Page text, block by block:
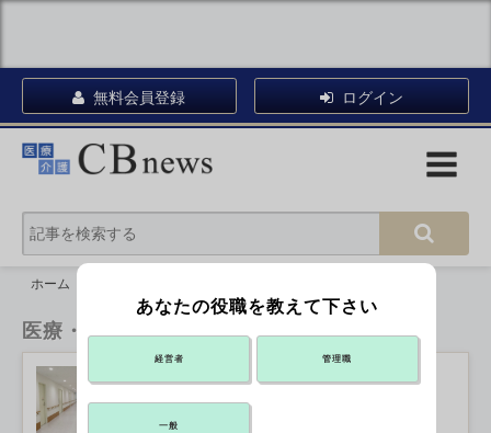
無料会員登録 ログイン
ホーム
医療・看護
従来の保険証利用終了まであと1カ月
2026年06月26日 16:53
あなたの役職を教えて下さい
経営者 管理職
一般